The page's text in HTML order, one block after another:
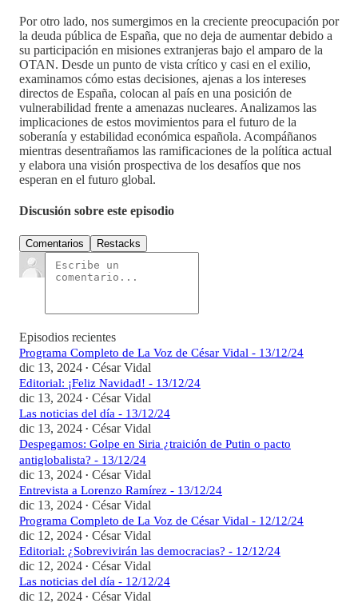
Por otro lado, nos sumergimos en la creciente preocupación por
la deuda pública de España, que no deja de aumentar debido a
su participación en misiones extranjeras bajo el amparo de la
OTAN. Desde un punto de vista crítico y casi en el exilio,
examinamos cómo estas decisiones, ajenas a los intereses
directos de España, colocan al país en una posición de
vulnerabilidad frente a amenazas nucleares. Analizamos las
implicaciones de estos movimientos para el futuro de la
soberanía y estabilidad económica española. Acompáñanos
mientras desentrañamos las ramificaciones de la política actual
y elabora una visión prospectiva de los desafíos que nos
esperan en el futuro global.
Discusión sobre este episodio
Comentarios Restacks
Episodios recientes
Programa Completo de La Voz de César Vidal - 13/12/24
dic 13, 2024 • César Vidal
Editorial: ¡Feliz Navidad! - 13/12/24
dic 13, 2024 • César Vidal
Las noticias del día - 13/12/24
dic 13, 2024 • César Vidal
Despegamos: Golpe en Siria ¿traición de Putin o pacto
antiglobalista? - 13/12/24
dic 13, 2024 • César Vidal
Entrevista a Lorenzo Ramírez - 13/12/24
dic 13, 2024 • César Vidal
Programa Completo de La Voz de César Vidal - 12/12/24
dic 12, 2024 • César Vidal
Editorial: ¿Sobrevivirán las democracias? - 12/12/24
dic 12, 2024 • César Vidal
Las noticias del día - 12/12/24
dic 12, 2024 • César Vidal